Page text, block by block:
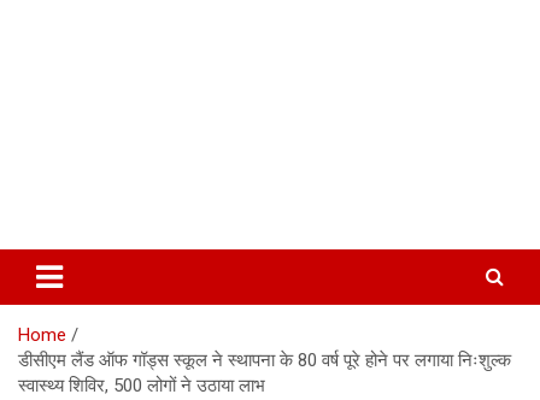
Home
डीसीएम लैंड ऑफ गॉड्स स्कूल ने स्थापना के 80 वर्ष पूरे होने पर लगाया निःशुल्क
स्वास्थ्य शिविर, 500 लोगों ने उठाया लाभ